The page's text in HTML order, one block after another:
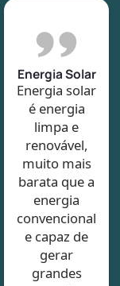
Energia Solar
Energia solar
é energia
limpa e
renovável,
muito mais
barata que a
energia
convencional
e capaz de
gerar
grandes